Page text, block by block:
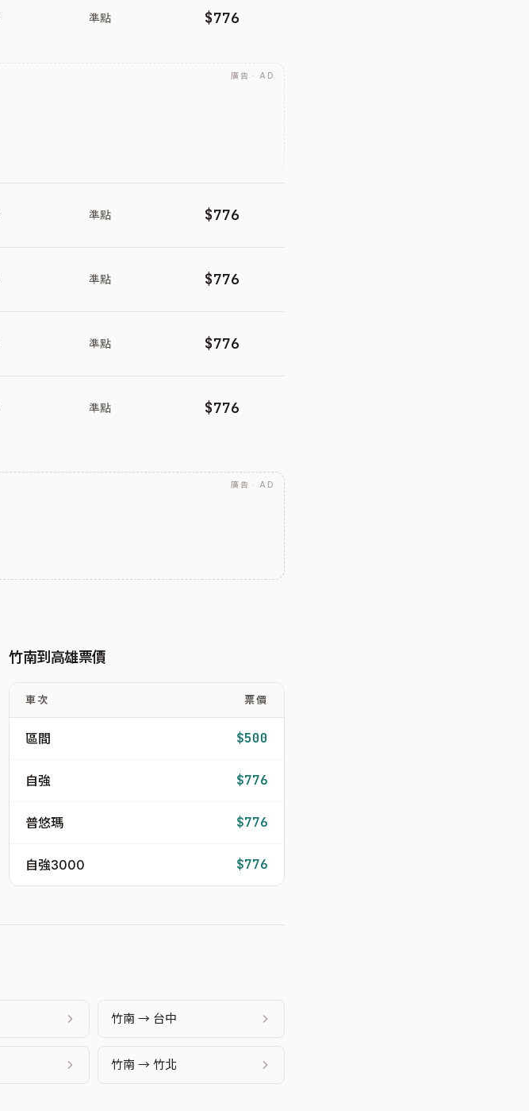
準點 $776
廣告 · AD
準點 $776
準點 $776
準點 $776
準點 $776
廣告 · AD
竹南到高雄票價
車次 票價
區間 $500
自強 $776
普悠瑪 $776
自強3000 $776
竹南 → 台中
竹南 → 竹北